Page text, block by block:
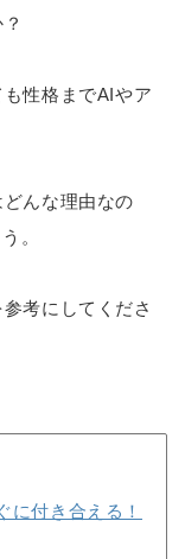
性格までAIやア
んな理由なの
。
考にしてくださ
に付き合える！